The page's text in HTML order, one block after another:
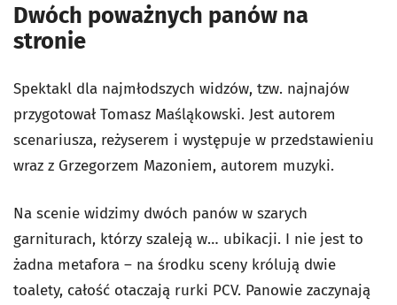
Dwóch poważnych panów na
stronie
Spektakl dla najmłodszych widzów, tzw. najnajów
przygotował Tomasz Maśląkowski. Jest autorem
scenariusza, reżyserem i występuje w przedstawieniu
wraz z Grzegorzem Mazoniem, autorem muzyki.
Na scenie widzimy dwóch panów w szarych
garniturach, którzy szaleją w… ubikacji. I nie jest to
żadna metafora – na środku sceny królują dwie
toalety, całość otaczają rurki PCV. Panowie zaczynają